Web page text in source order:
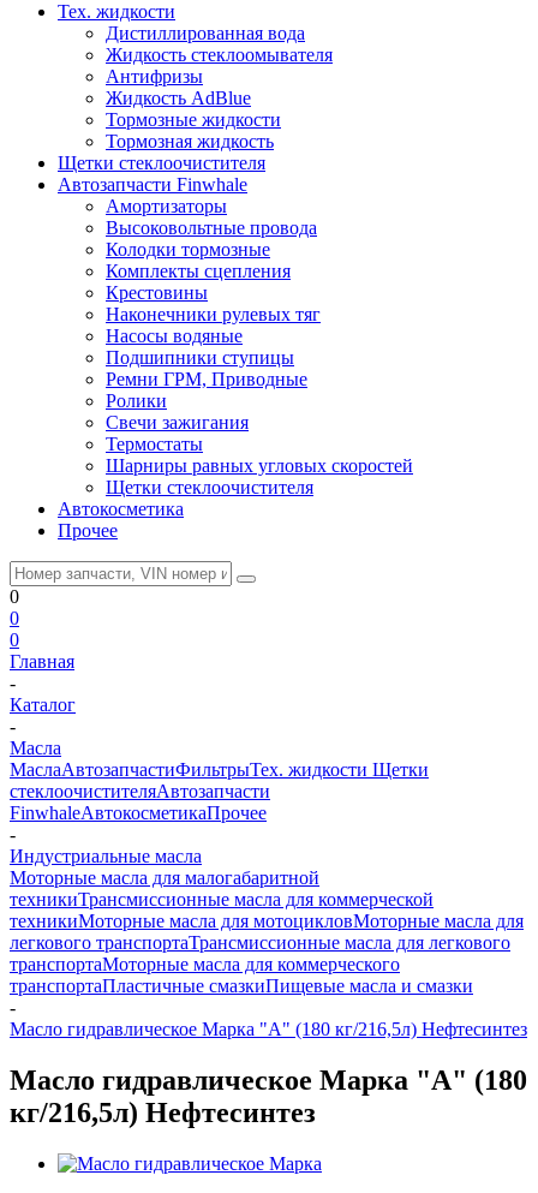
Тех. жидкости
Дистиллированная вода
Жидкость стеклоомывателя
Антифризы
Жидкость AdBlue
Тормозные жидкости
Тормозная жидкость
Щетки стеклоочистителя
Автозапчасти Finwhale
Амортизаторы
Высоковольтные провода
Колодки тормозные
Комплекты сцепления
Крестовины
Наконечники рулевых тяг
Насосы водяные
Подшипники ступицы
Ремни ГРМ, Приводные
Ролики
Свечи зажигания
Термостаты
Шарниры равных угловых скоростей
Щетки стеклоочистителя
Автокосметика
Прочее
0
0
0
Главная
-
Каталог
-
Масла
МаслаАвтозапчастиФильтрыТех. жидкости Щетки
стеклоочистителяАвтозапчасти
FinwhaleАвтокосметикаПрочее
-
Индустриальные масла
Моторные масла для малогабаритной
техникиТрансмиссионные масла для коммерческой
техникиМоторные масла для мотоцикловМоторные масла для
легкового транспортаТрансмиссионные масла для легкового
транспортаМоторные масла для коммерческого
транспортаПластичные смазкиПищевые масла и смазки
-
Масло гидравлическое Марка "А" (180 кг/216,5л) Нефтесинтез
Масло гидравлическое Марка "А" (180
кг/216,5л) Нефтесинтез